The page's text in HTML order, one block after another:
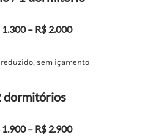
1.300 – R$ 2.000
sem içamento
dormitórios
1.900 – R$ 2.900